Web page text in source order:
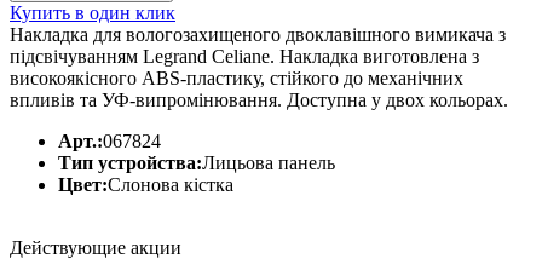
Купить в один клик
Накладка для вологозахищеного двоклавішного вимикача з
підсвічуванням Legrand Celiane. Накладка виготовлена з
високоякісного ABS-пластику, стійкого до механічних
впливів та УФ-випромінювання. Доступна у двох кольорах.
Арт.:067824
Тип устройства:Лицьова панель
Цвет:Слонова кістка
Действующие акции